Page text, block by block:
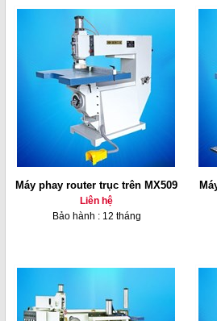
Máy phay router trục trên MX509
Liên hệ
Bảo hành : 12 tháng